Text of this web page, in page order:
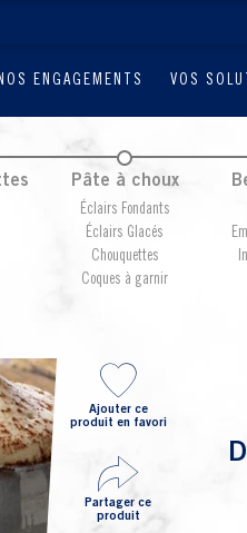
NOS ENGAGEMENTS VOS
Pâte à choux
Éclairs Fondants
Éclairs Glacés
Chouquettes
Coques à garnir
Ajouter ce
produit en favori
Partager ce
produit